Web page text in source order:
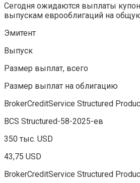
Сегодня ожидаются выплаты
выпускам еврооблигаций на
Эмитент
Выпуск
Размер выплат, всего
Размер выплат на облигацию
BrokerCreditService Structured
BCS Structured-58-2025-ев
350 тыс. USD
43,75 USD
BrokerCreditService Structured